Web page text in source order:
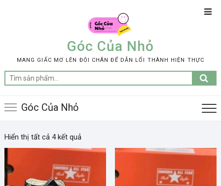
Góc Của Nhỏ
MANG GIẤC MƠ LÊN ĐÔI CHÂN ĐỂ DẪN LỐI THÀNH HIỆN THỰC
Tìm
kiếm:
Góc Của Nhỏ
Hiển thị tất cả 4 kết quả